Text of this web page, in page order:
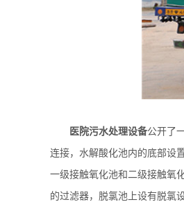
医院污水处理设备公开了
连接，水解酸化池内的底部设
一级接触氧化池和二级接触氧
的过滤器，脱氯池上设有脱氯